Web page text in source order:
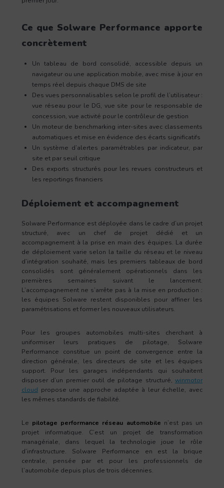
Ce que Solware Performance apporte
concrètement
Un tableau de bord consolidé, accessible depuis un
navigateur ou une application mobile, avec mise à jour en
temps réel depuis chaque DMS de site
Des vues personnalisables selon le profil de l’utilisateur :
vue réseau pour le DG, vue site pour le responsable de
concession, vue activité pour le contrôleur de gestion
Un moteur de benchmarking inter-sites avec classements
automatiques et mise en évidence des écarts significatifs
Un système d’alertes paramétrables par indicateur, par
site et par seuil critique
Des exports structurés pour les revues constructeurs et
les reportings financiers
Déploiement et accompagnement
Solware Performance est déployée dans le cadre d’un projet
structuré, avec un chef de projet dédié et un
accompagnement à la prise en main des équipes. La durée
de déploiement varie selon la taille du réseau et le niveau
d’intégration souhaité, mais les premiers tableaux de bord
consolidés sont généralement opérationnels dans les
premières semaines suivant le lancement.
L’accompagnement ne s’arrête pas à la mise en production :
les équipes Solware restent disponibles pour affiner les
paramétrisations et former les nouveaux utilisateurs.
Pour les groupes automobiles multi-sites cherchant à
uniformiser leurs pratiques de pilotage, Solware
Performance constitue un point de convergence entre la
direction générale, les directeurs de site et les équipes
support. Pour les garages indépendants qui souhaitent
disposer d’un premier outil de pilotage structuré, winmotor
cloud propose une approche adaptée à leur échelle, avec
les mêmes standards de fiabilité.
Le pilotage performance réseau automobile n’est pas un
projet informatique. C’est un projet de transformation
managériale, dans lequel la technologie joue le rôle
d’infrastructure. Solware Performance en est la brique
centrale, pensée par et pour les professionnels de
l’automobile depuis plus de trois décennies.